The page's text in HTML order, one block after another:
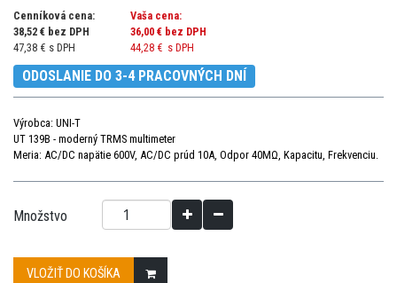
Cenníková cena:
38,52 € bez DPH
47,38 € s DPH
Vaša cena:
36,00 € bez DPH
44,28 € s DPH
ODOSLANIE DO 3-4 PRACOVNÝCH DNÍ
Výrobca: UNI-T
UT 139B - moderný TRMS multimeter
Meria: AC/DC napätie 600V, AC/DC prúd 10A, Odpor 40MΩ, Kapacitu, Frekvenciu.
Množstvo
VLOŽIŤ DO KOŠÍKA